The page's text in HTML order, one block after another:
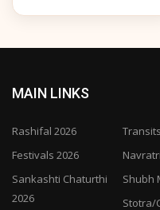
MAIN LINKS
Rashifal 2026
Festivals 2026
Sankashti Chaturthi
2026
Shubh
Stotra/